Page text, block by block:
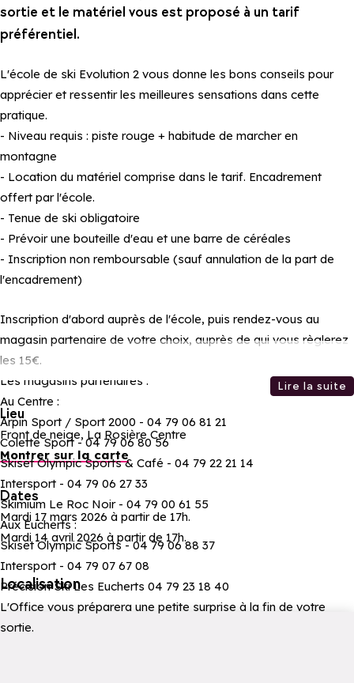
sortie et le matériel vous est proposé à un tarif
préférentiel.
L'école de ski Evolution 2 vous donne les bons conseils pour
apprécier et ressentir les meilleures sensations dans cette
pratique.
- Niveau requis : piste rouge + habitude de marcher en
montagne
- Location du matériel comprise dans le tarif. Encadrement
offert par l'école.
- Tenue de ski obligatoire
- Prévoir une bouteille d'eau et une barre de céréales
- Inscription non remboursable (sauf annulation de la part de
l'encadrement)
Inscription d'abord auprès de l'école, puis rendez-vous au
magasin partenaire de votre choix, auprès de qui vous règlerez
les 15€.
Les magasins partenaires :
Au Centre :
Arpin Sport / Sport 2000 - 04 79 06 81 21
Colette Sport - 04 79 06 80 56
Skiset Olympic Sports & Café - 04 79 22 21 14
Intersport - 04 79 06 27 33
Skimium Le Roc Noir - 04 79 00 61 55
Aux Eucherts :
Skiset Olympic Sports - 04 79 06 88 37
Intersport - 04 79 07 67 08
Précision Ski Les Eucherts 04 79 23 18 40
L'Office vous préparera une petite surprise à la fin de votre
sortie.
Lire la suite
Lieu
Front de neige, La Rosière Centre
Montrer sur la carte
Dates
Mardi 17 mars 2026 à partir de 17h.
Mardi 14 avril 2026 à partir de 17h.
Localisation